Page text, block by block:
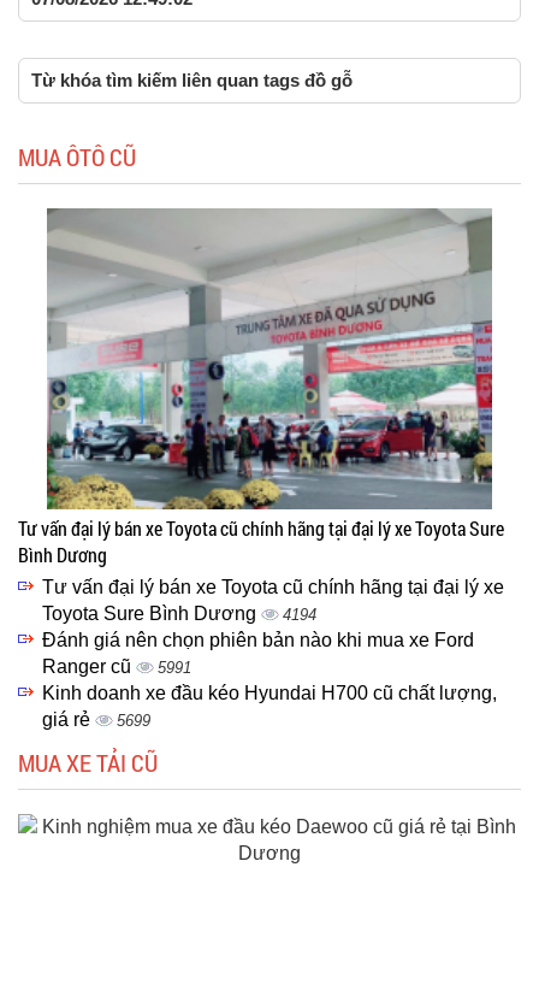
Từ khóa tìm kiếm liên quan tags đồ gỗ
MUA ÔTÔ CŨ
Tư vấn đại lý bán xe Toyota cũ chính hãng tại đại lý xe Toyota Sure
Bình Dương
Tư vấn đại lý bán xe Toyota cũ chính hãng tại đại lý xe
Toyota Sure Bình Dương
4194
Đánh giá nên chọn phiên bản nào khi mua xe Ford
Ranger cũ
5991
Kinh doanh xe đầu kéo Hyundai H700 cũ chất lượng,
giá rẻ
5699
MUA XE TẢI CŨ